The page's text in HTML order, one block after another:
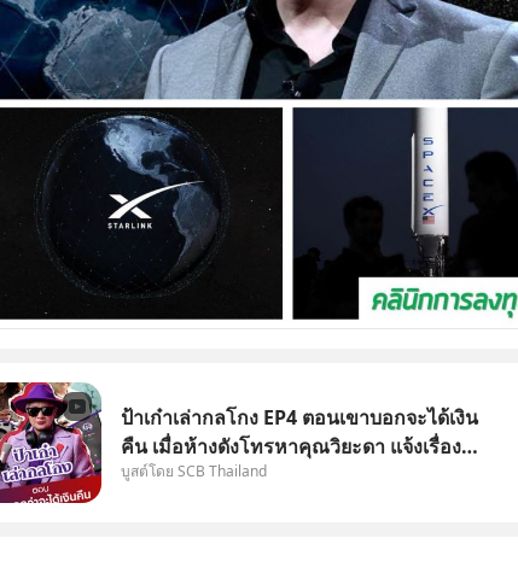
ป้าเก๋าเล่ากลโกง EP4 ตอนเขาบอกจะได้เงิน
คืน เมื่อห้างดังโทรหาคุณวิยะดา แจ้งเรื่อง
เคลมสินค้าแล้วบอกว่าจะคืนเงิน คุณวิยะดาจะ
บูสต์โดย SCB Thailand